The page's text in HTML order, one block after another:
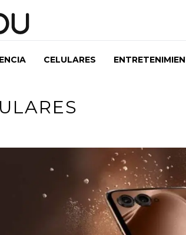
CELULARES